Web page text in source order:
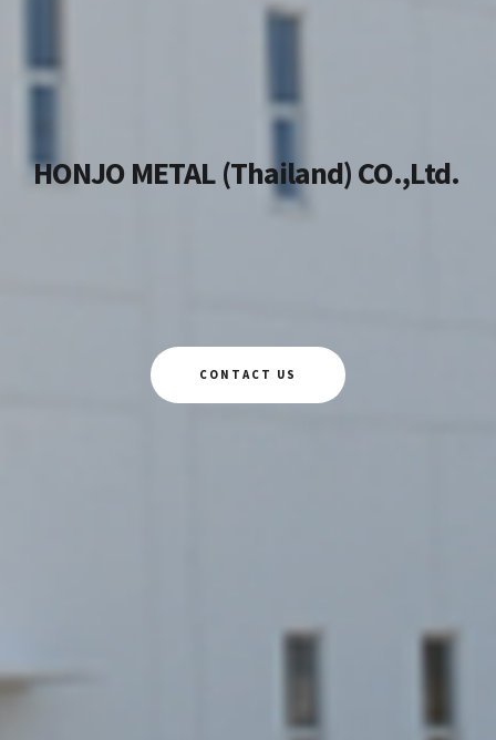
HONJO METAL (Thailand) CO.,Ltd.
CONTACT US